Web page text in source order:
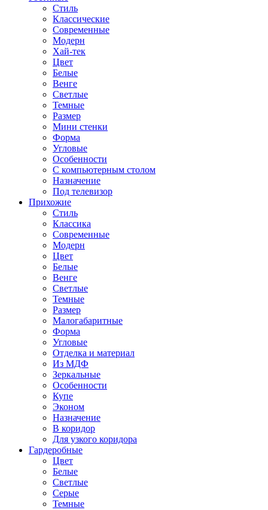
Стиль
Классические
Современные
Модерн
Хай-тек
Цвет
Белые
Венге
Светлые
Темные
Размер
Мини стенки
Форма
Угловые
Особенности
С компьютерным столом
Назначение
Под телевизор
Прихожие
Стиль
Классика
Современные
Модерн
Цвет
Белые
Венге
Светлые
Темные
Размер
Малогабаритные
Форма
Угловые
Отделка и материал
Из МДФ
Зеркальные
Особенности
Купе
Эконом
Назначение
В коридор
Для узкого коридора
Гардеробные
Цвет
Белые
Светлые
Серые
Темные